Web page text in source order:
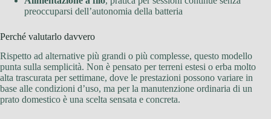
preoccuparsi dell’autonomia della batteria
Perché valutarlo davvero
Rispetto ad alternative più grandi o più complesse, questo modello
punta sulla semplicità. Non è pensato per terreni estesi o erba molto
alta trascurata per settimane, dove le prestazioni possono variare in
base alle condizioni d’uso, ma per la manutenzione ordinaria di un
prato domestico è una scelta sensata e concreta.